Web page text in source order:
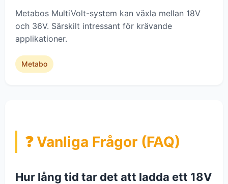
Metabos MultiVolt-system kan växla mellan 18V
och 36V. Särskilt intressant för krävande
applikationer.
Metabo
❓ Vanliga Frågor (FAQ)
Hur lång tid tar det att ladda ett 18V